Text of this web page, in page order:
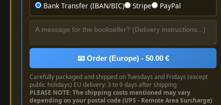
Bank Transfer (IBAN/BIC)
Stripe PayPal
📧 Order (Europe) - 50.00 €
Carefully packaged and shipped on Tuesdays and Fridays (except
public holidays) EU delivery: 3 to 9 days after shipping
PLEASE NOTE: The shipping costs mentioned may vary
depending on your postal code (UPS - Remote Area Surcharge)